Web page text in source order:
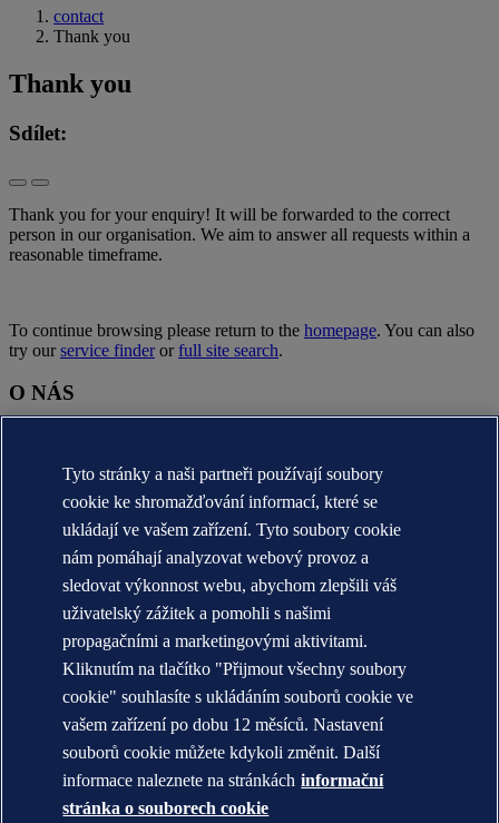
contact
Thank you
Thank you
Sdílet:
Thank you for your enquiry! It will be forwarded to the correct
person in our organisation. We aim to answer all requests within a
reasonable timeframe.
To continue browsing please return to the homepage. You can also
try ourservice finderorfull site search.
O NÁS
Stručná historie (globální)
Annual reports
KONTAKT:
Seznamte se s týmem DNV
Prohlášení o ochraně soukromí
Podmínky použití
Copyright © DNV AS 2026
Informace o cookies
Tyto stránky a naši partneři používají soubory
cookie ke shromažďování informací, které se
ukládají ve vašem zařízení. Tyto soubory cookie
nám pomáhají analyzovat webový provoz a
sledovat výkonnost webu, abychom zlepšili váš
uživatelský zážitek a pomohli s našimi
propagačními a marketingovými aktivitami.
Kliknutím na tlačítko "Přijmout všechny soubory
cookie" souhlasíte s ukládáním souborů cookie ve
vašem zařízení po dobu 12 měsíců. Nastavení
souborů cookie můžete kdykoli změnit. Další
informace naleznete na stránkách informační
stránka o souborech cookie